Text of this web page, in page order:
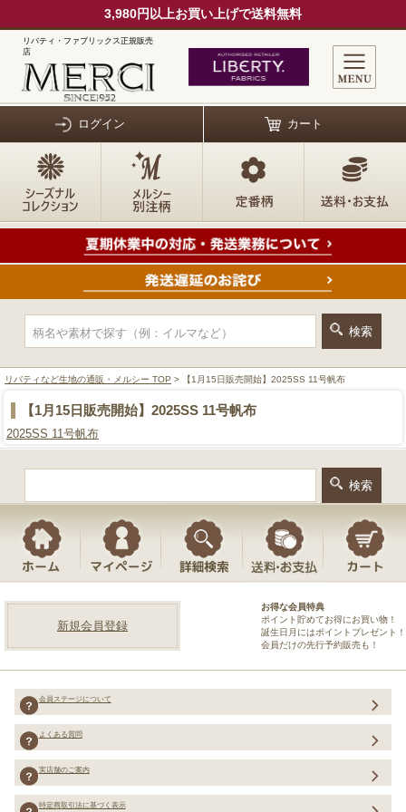
3,980円以上お買い上げで送料無料
リバティ・ファブリックス正規販売
店
ログイン カート
リバティなど生地の通販・メルシー TOP > 【1月15日販売開始】2025SS 11号帆布
【1月15日販売開始】2025SS 11号帆布
2025SS 11号帆布
新規会員登録
お得な会員特典
ポイント貯めてお得にお買い物！
誕生日月にはポイントプレゼント！
会員だけの先行予約販売も！
会員ステージについて
よくある質問
実店舗のご案内
特定商取引法に基づく表示